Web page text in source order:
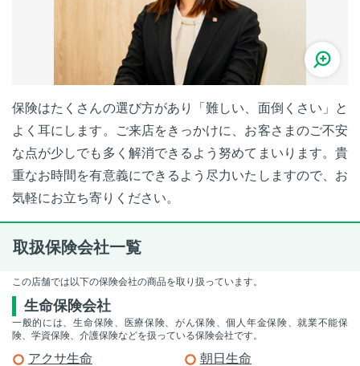
保険はたくさんの選び方があり「難しい、面倒くさい」と
よく耳にします。ご来店をきっかけに、お客さまのご不安
な点が少しでも多く解消できるよう努めてまいります。貴
重なお時間を有意義にできるよう尽力いたしますので、お
気軽にお立ち寄りください。
取扱保険会社一覧
この店舗では以下の保険会社の商品を取り扱っています。
生命保険会社
一般的には、生命保険、医療保険、がん保険、個人年金保険、就業不能保
険、学資保険、介護保険などを扱っている保険会社です。
アクサ生命
朝日生命